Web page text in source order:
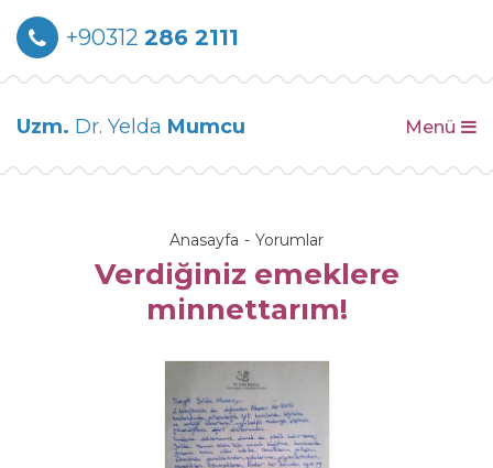
+90312 286 2111
Uzm. Dr. Yelda Mumcu Menü
Anasayfa Yorumlar
Verdiğiniz emeklere
minnettarım!